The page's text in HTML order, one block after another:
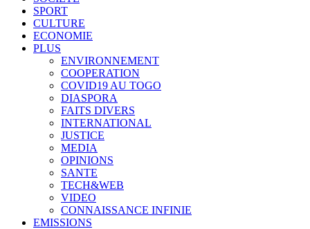
SPORT
CULTURE
ECONOMIE
PLUS
ENVIRONNEMENT
COOPERATION
COVID19 AU TOGO
DIASPORA
FAITS DIVERS
INTERNATIONAL
JUSTICE
MEDIA
OPINIONS
SANTE
TECH&WEB
VIDEO
CONNAISSANCE INFINIE
EMISSIONS